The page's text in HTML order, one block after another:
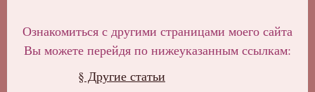
Ознакомиться с другими страницами моего сайта
Вы можете перейдя по нижеуказанным ссылкам:
§ Другие статьи